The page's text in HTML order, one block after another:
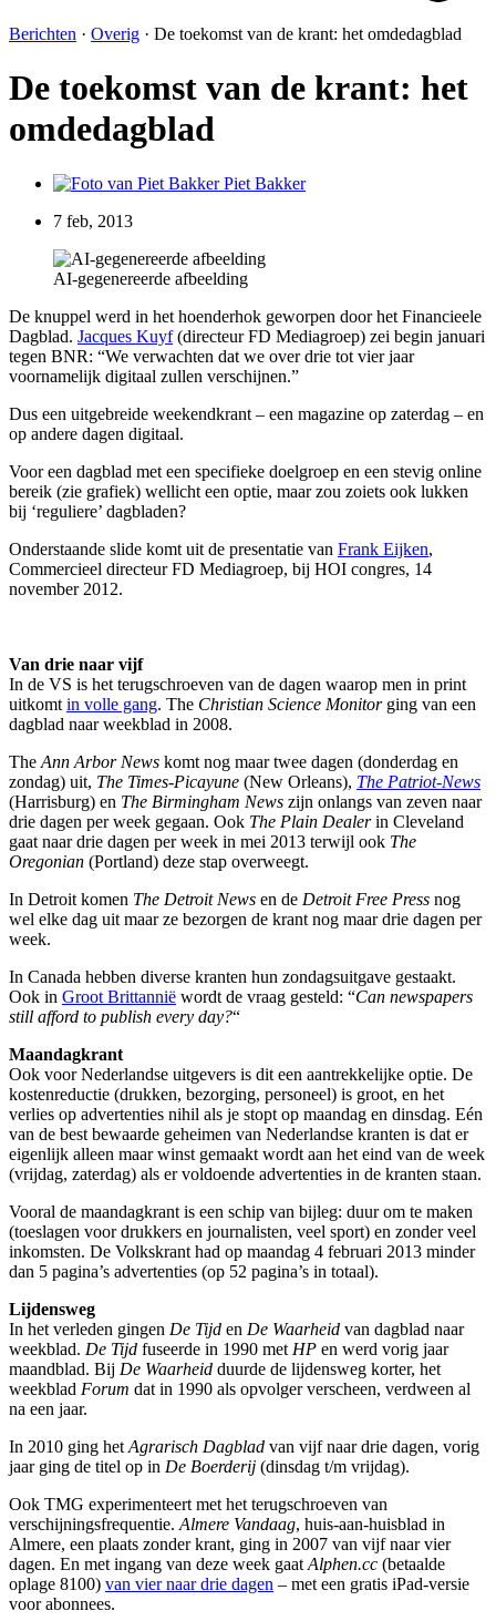
Berichten · Overig · De toekomst van de krant: het omdedagblad
De toekomst van de krant: het
omdedagblad
Piet Bakker
7 feb, 2013
AI-gegenereerde afbeelding
De knuppel werd in het hoenderhok geworpen door het Financieele
Dagblad. Jacques Kuyf(directeur FD Mediagroep) zei begin januari
tegen BNR: “We verwachten dat we over drie tot vier jaar
voornamelijk digitaal zullen verschijnen.”
Dus een uitgebreide weekendkrant – een magazine op zaterdag – en
op andere dagen digitaal.
Voor een dagblad met een specifieke doelgroep en een stevig online
bereik (zie grafiek) wellicht een optie, maar zou zoiets ook lukken
bij ‘reguliere’ dagbladen?
Onderstaande slide komt uit de presentatie van Frank Eijken,
Commercieel directeur FD Mediagroep, bij HOI congres, 14
november 2012.
Van drie naar vijf
In de VS is het terugschroeven van de dagen waarop men in print
uitkomt in volle gang. The Christian Science Monitorging van een
dagblad naar weekblad in 2008.
The Ann Arbor News komt nog maar twee dagen (donderdag en
zondag) uit, The Times-Picayune (New Orleans), The Patriot-News
(Harrisburg) en The Birmingham News zijn onlangs van zeven naar
drie dagen per week gegaan. Ook The Plain Dealerin Cleveland
gaat naar drie dagen per week in mei 2013 terwijl ook The
Oregonian (Portland) deze stap overweegt.
In Detroit komen The Detroit News en de Detroit Free Press nog
wel elke dag uit maar ze bezorgen de krant nog maar drie dagen per
week.
In Canada hebben diverse kranten hun zondagsuitgave gestaakt.
Ook in Groot Brittannië wordt de vraag gesteld: “Can newspapers
still afford to publish every day?“
Maandagkrant
Ook voor Nederlandse uitgevers is dit een aantrekkelijke optie. De
kostenreductie (drukken, bezorging, personeel) is groot, en het
verlies op advertenties nihil als je stopt op maandag en dinsdag. Eén
van de best bewaarde geheimen van Nederlandse kranten is dat er
eigenlijk alleen maar winst gemaakt wordt aan het eind van de week
(vrijdag, zaterdag) als er voldoende advertenties in de kranten staan.
Vooral de maandagkrant is een schip van bijleg: duur om te maken
(toeslagen voor drukkers en journalisten, veel sport) en zonder veel
inkomsten. De Volkskrant had op maandag 4 februari 2013 minder
dan 5 pagina’s advertenties (op 52 pagina’s in totaal).
Lijdensweg
In het verleden gingen De Tijd en De Waarheid van dagblad naar
weekblad. De Tijd fuseerde in 1990 met HP en werd vorig jaar
maandblad. Bij De Waarheid duurde de lijdensweg korter, het
weekblad Forum dat in 1990 als opvolger verscheen, verdween al
na een jaar.
In 2010 ging het Agrarisch Dagblad van vijf naar drie dagen, vorig
jaar ging de titel op in De Boerderij (dinsdag t/m vrijdag).
Ook TMG experimenteert met het terugschroeven van
verschijningsfrequentie. Almere Vandaag, huis-aan-huisblad in
Almere, een plaats zonder krant, ging in 2007 van vijf naar vier
dagen. En met ingang van deze week gaat Alphen.cc (betaalde
oplage 8100) van vier naar drie dagen – met een gratis iPad-versie
voor abonnees.